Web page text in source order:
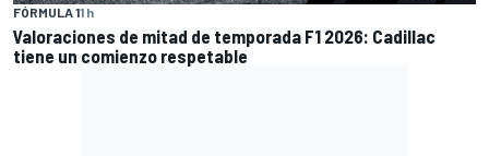
FÓRMULA 11 h
Valoraciones de mitad de temporada F1 2026: Cadillac
tiene un comienzo respetable